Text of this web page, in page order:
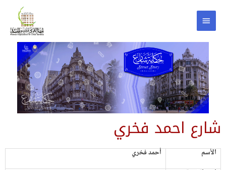
شارع احمد فخري
الأسم
أحمد ‏فخري